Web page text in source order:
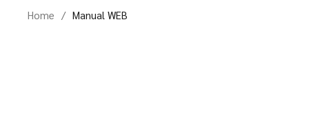
Home Manual WEB